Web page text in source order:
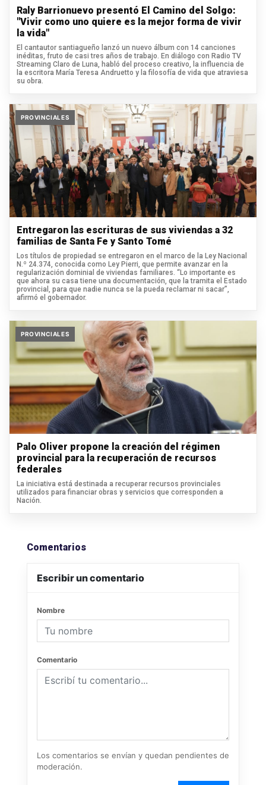
Raly Barrionuevo presentó El Camino del Solgo:
"Vivir como uno quiere es la mejor forma de vivir
la vida"
El cantautor santiagueño lanzó un nuevo álbum con 14 canciones
inéditas, fruto de casi tres años de trabajo. En diálogo con Radio TV
Streaming Claro de Luna, habló del proceso creativo, la influencia de
la escritora María Teresa Andruetto y la filosofía de vida que atraviesa
su obra.
PROVINCIALES
Entregaron las escrituras de sus viviendas a 32
familias de Santa Fe y Santo Tomé
Los títulos de propiedad se entregaron en el marco de la Ley Nacional
N.º 24.374, conocida como Ley Pierri, que permite avanzar en la
regularización dominial de viviendas familiares. “Lo importante es
que ahora su casa tiene una documentación, que la tramita el Estado
provincial, para que nadie nunca se la pueda reclamar ni sacar”,
afirmó el gobernador.
PROVINCIALES
Palo Oliver propone la creación del régimen
provincial para la recuperación de recursos
federales
La iniciativa está destinada a recuperar recursos provinciales
utilizados para financiar obras y servicios que corresponden a
Nación.
Comentarios
Escribir un comentario
Nombre
Comentario
Los comentarios se envían y quedan pendientes de
moderación.